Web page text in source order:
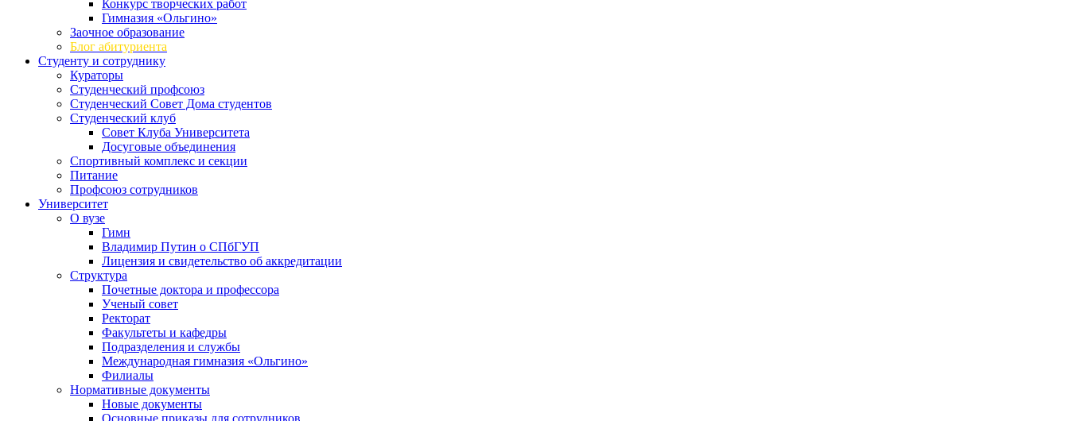
Конкурс творческих работ
Гимназия «Ольгино»
Заочное образование
Блог абитуриента
Студенту и сотруднику
Кураторы
Студенческий профсоюз
Студенческий Совет Дома студентов
Студенческий клуб
Совет Клуба Университета
Досуговые объединения
Спортивный комплекс и секции
Питание
Профсоюз сотрудников
Университет
О вузе
Гимн
Владимир Путин о СПбГУП
Лицензия и свидетельство об аккредитации
Структура
Почетные доктора и профессора
Ученый совет
Ректорат
Факультеты и кафедры
Подразделения и службы
Международная гимназия «Ольгино»
Филиалы
Нормативные документы
Новые документы
Основные приказы для сотрудников